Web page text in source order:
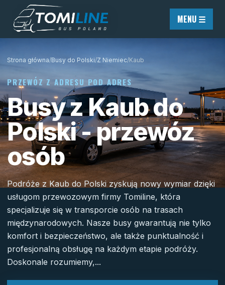
Przejdź do treści
MENU ☰
Strona główna/Busy do Polski/Z Niemiec/Kaub
PRZEWÓZ Z ADRESU POD ADRES
Busy z Kaub do
Polski - przewóz
osób
Podróże z Kaub do Polski zyskują nowy wymiar dzięki
usługom przewozowym firmy Tomiline, która
specjalizuje się w transporcie osób na trasach
międzynarodowych. Nasze busy gwarantują nie tylko
komfort i bezpieczeństwo, ale także punktualność i
profesjonalną obsługę na każdym etapie podróży.
Doskonale rozumiemy,...